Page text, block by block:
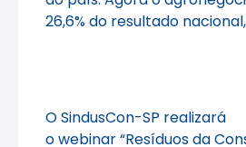
26,6% do resultado nacional,
O SindusCon-SP realizará
o webinar “Resíduos da